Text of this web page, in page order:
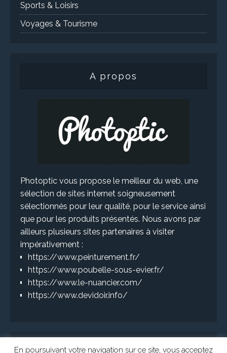
Sports & Loisirs
Voyages & Tourisme
A propos
Photoptic vous propose le meilleur du web, une
sélection de sites internet soigneusement
sélectionnés pour leur qualité, pour le service ainsi
que pour les produits présentés. Nous avons par
ailleurs plusieurs sites partenaires à visiter
impérativement :
https://www.peinturement.fr/
https://www.poubelle-sous-evier.fr/
https://www.le-nuancier.com/
https://www.devidoir.info/
En poursuivant votre navigation sur ce site, vous acceptez